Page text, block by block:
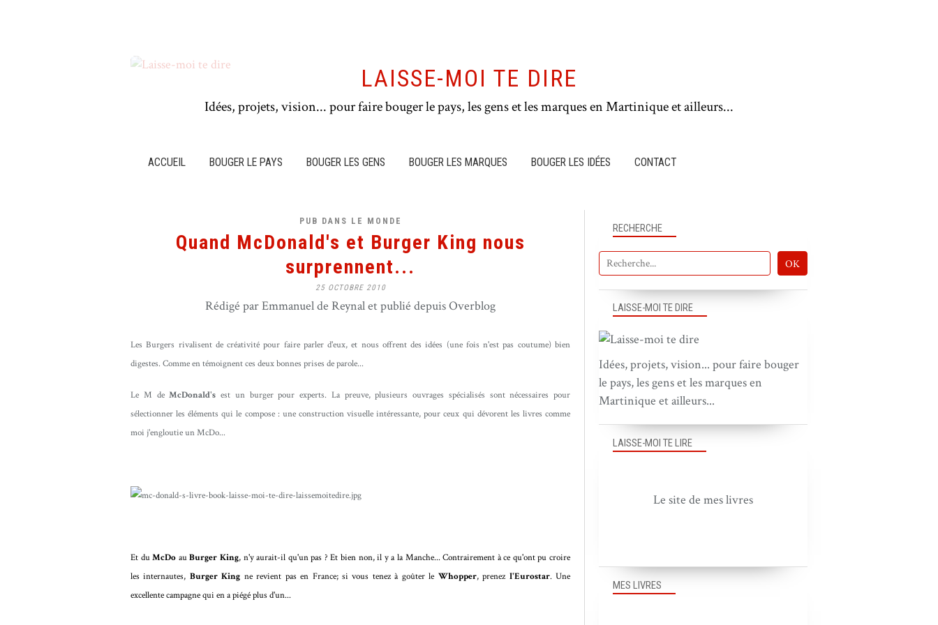
LAISSE-MOI TE DIRE
Idées, projets, vision... pour faire bouger le pays, les gens et les marques en Martinique et ailleurs...
ACCUEIL BOUGER LE PAYS BOUGER LES GENS BOUGER LES MARQUES BOUGER LES IDÉES CONTACT
PUB DANS LE MONDE
Quand McDonald's et Burger King nous
surprennent...
25 OCTOBRE 2010
Rédigé par Emmanuel de Reynal et publié depuis Overblog
Les Burgers rivalisent de créativité pour faire parler d'eux, et nous offrent des idées (une fois n'est pas coutume) bien
digestes. Comme en témoignent ces deux bonnes prises de parole...
Le M deMcDonald's est un burger pour experts. La preuve, plusieurs ouvrages spécialisés sont nécessaires pour
sélectionner les éléments qui le compose : une construction visuelle intéressante, pour ceux qui dévorent les livres comme
moi j'engloutie un McDo...
Et duMcDo auBurger King, n'y aurait-il qu'un pas ? Et bien non, il y a la Manche... Contrairement à ce qu'ont pu croire
les internautes, Burger King ne revient pas en France; si vous tenez à goûter le Whopper, prenez l'Eurostar. Une
excellente campagne qui en a piégé plus d'un...
RECHERCHE
LAISSE-MOI TE DIRE
Idées, projets, vision... pour faire bouger
le pays, les gens et les marques en
Martinique et ailleurs...
MES LIVRES
LAISSE-MOI TE LIRE
Le site de mes livres